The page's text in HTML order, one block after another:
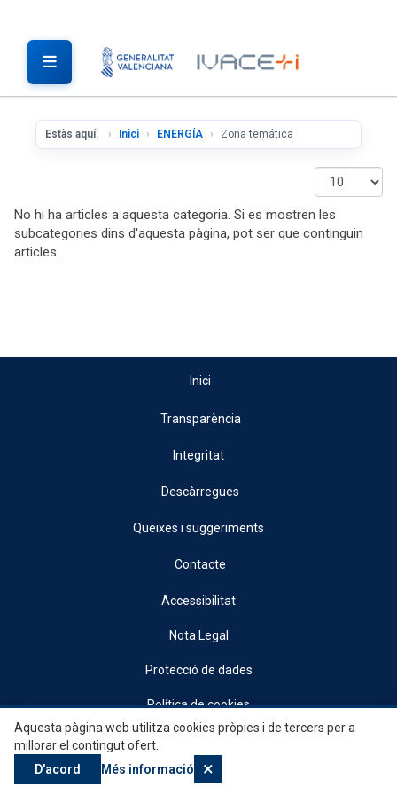
Estàs aquí: Inici ENERGÍA Zona temática
Mostrar
#
No hi ha articles a aquesta categoria. Si es mostren les
subcategories dins d'aquesta pàgina, pot ser que continguin
articles.
Inici
Transparència
Integritat
Descàrregues
Queixes i suggeriments
Contacte
Accessibilitat
Nota Legal
Protecció de dades
Política de cookies
© 2026, Generalitat • Conselleria d’Indústria, Turisme, Innovació i Comerç •
Institut Valencià de Competitivitat Empresarial
Aquesta pàgina web utilitza cookies pròpies i de tercers per a
millorar el contingut ofert.
D'acord
Més informació ×